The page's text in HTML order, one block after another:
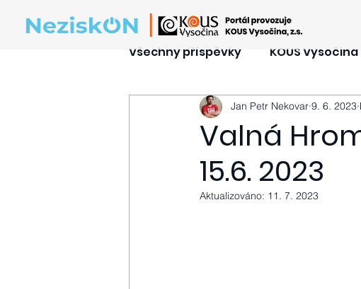
Všechny příspěvky KOUS Vysočina
Členové
Valná
15.6. 2023
Jan Petr Nekovar 9. 6. 2023
Aktualizováno: 11. 7. 2023